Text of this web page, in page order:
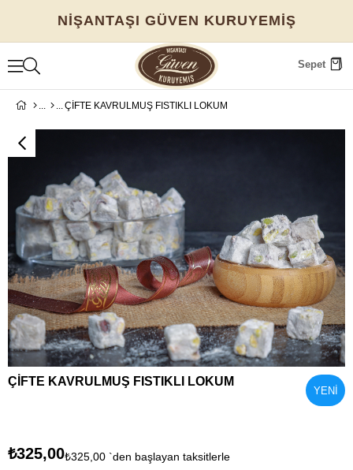
NİŞANTAŞI GÜVEN KURUYEMİŞ
Sepet
ÇİFTE KAVRULMUŞ FISTIKLI LOKUM
ÇİFTE KAVRULMUŞ FISTIKLI LOKUM
YENI
₺325,00₺325,00 `den başlayan taksitlerle